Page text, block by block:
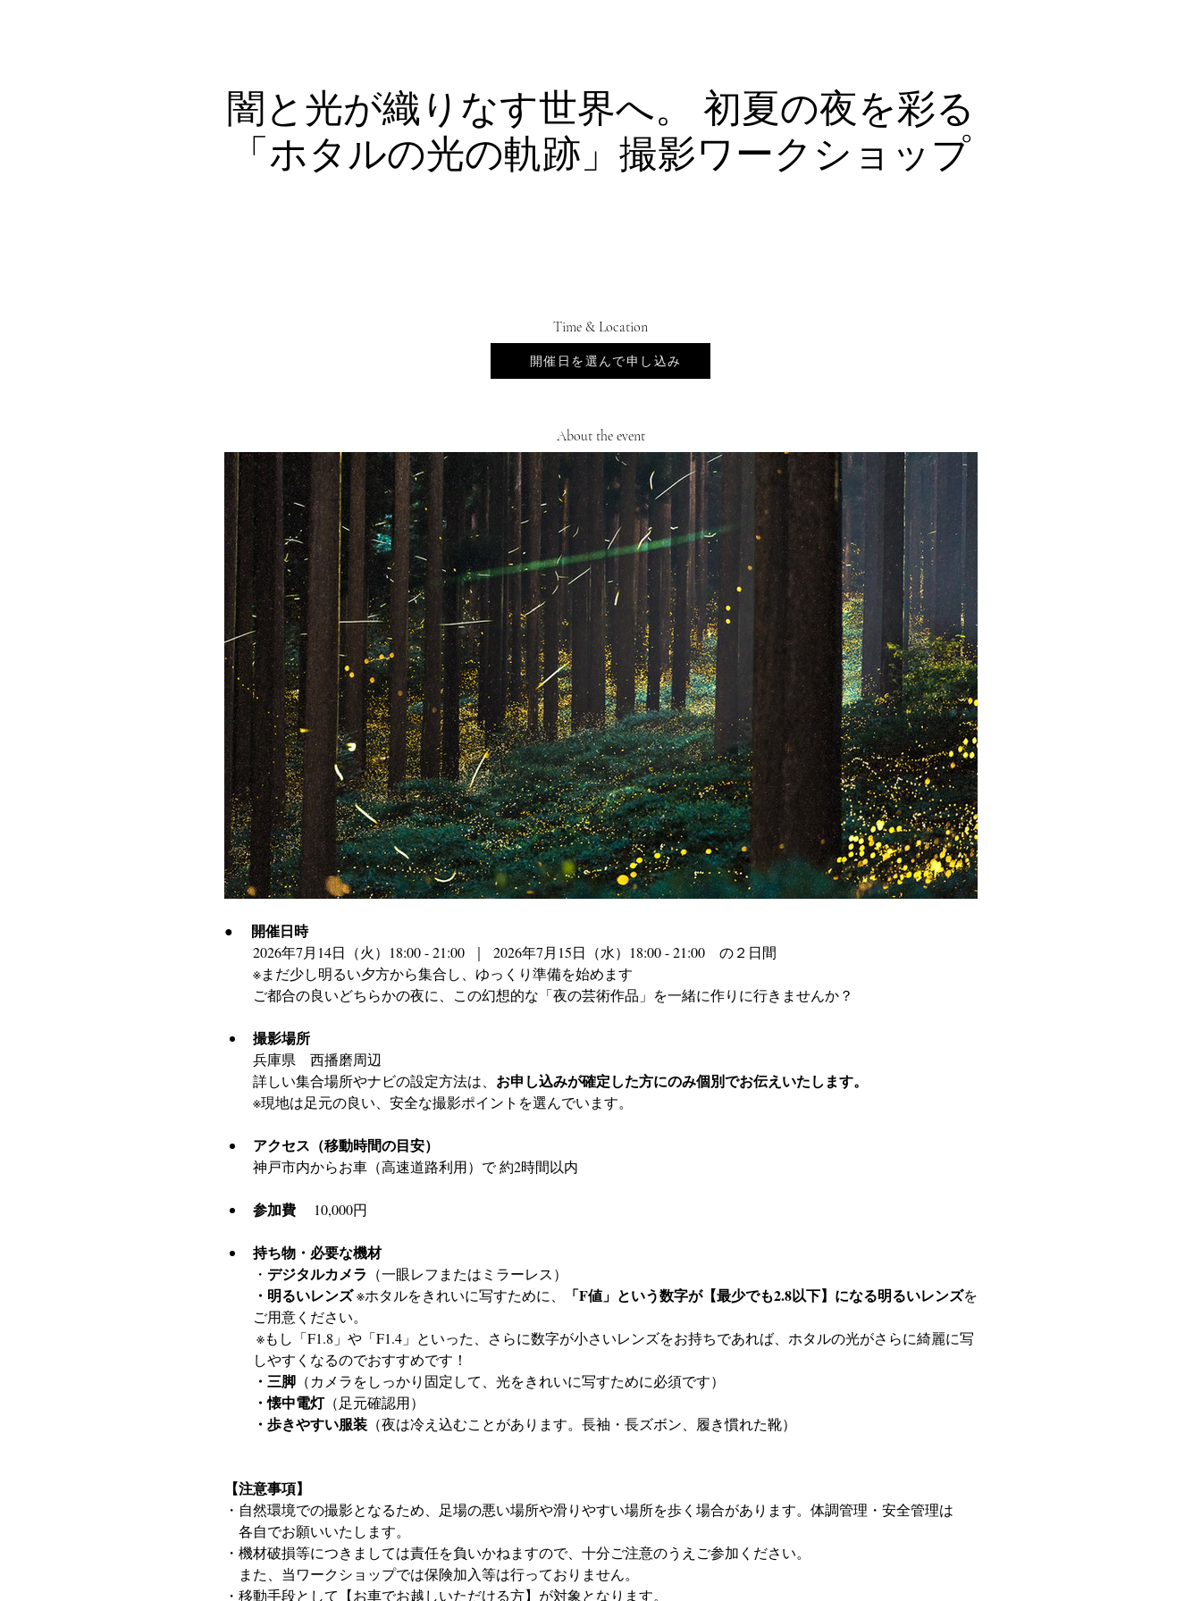
闇と光が織りなす世界へ。 初夏の夜を彩る
「ホタルの光の軌跡」撮影ワークショップ
Time & Location
Jul 14, 2026, 6:00 PM – 9:30 PM
会場は未定です。
About the event
● 開催日時
2026年7月14日（火）18:00 - 21:00  ｜  2026年7月15日（水）18:00 - 21:00　の２日間
※まだ少し明るい夕方から集合し、ゆっくり準備を始めます
ご都合の良いどちらかの夜に、この幻想的な「夜の芸術作品」を一緒に作りに行きませんか？
撮影場所
兵庫県　西播磨周辺
詳しい集合場所やナビの設定方法は、 お申し込みが確定した方にのみ個別でお伝えいたします。
※現地は足元の良い、安全な撮影ポイントを選んでいます。
アクセス（移動時間の目安）
神戸市内からお車（高速道路利用）で 約2時間以内
参加費 10,000円
持ち物・必要な機材
・ デジタルカメラ （一眼レフまたはミラーレス）
・明るいレンズ ※ホタルをきれいに写すために、 「F値」という数字が【最少でも2.8以下】になる明るいレンズを
ご用意ください。
しやすくなるのでおすすめです！
・三脚（カメラをしっかり固定して、光をきれいに写すために必須です）
・懐中電灯（足元確認用）
・歩きやすい服装（夜は冷え込むことがあります。長袖・長ズボン、履き慣れた靴）
【注意事項】
・自然環境での撮影となるため、足場の悪い場所や滑りやすい場所を歩く場合があります。体調管理・安全管理は
各自でお願いいたします。
・機材破損等につきましては責任を負いかねますので、十分ご注意のうえご参加ください。
また、当ワークショップでは保険加入等は行っておりません。
・移動手段として【お車でお越しいただける方】が対象となります。
開催日を選んで申し込み